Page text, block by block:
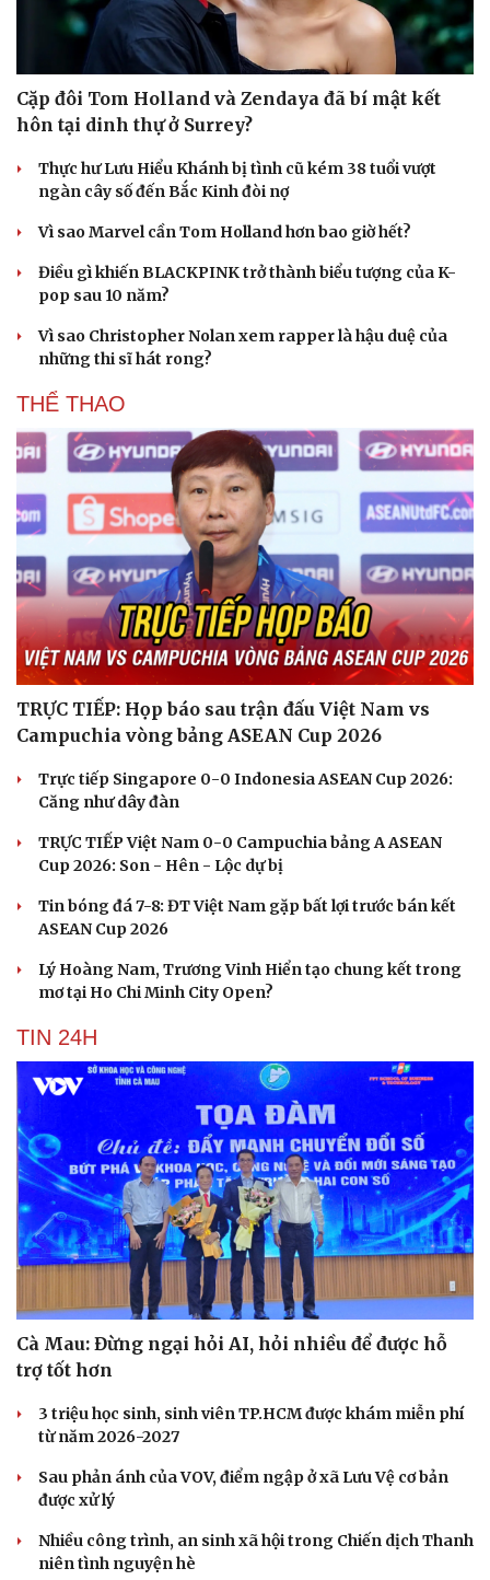
Tư vấn
Săn Tour
check-in
Podcast
Câu chuyện thời sự
Đọc truyện đêm khuya
Cửa sổ tình yêu
Kể chuyện cho bé
Hạt giống tâm hồn
Cặp đôi Tom Holland và Zendaya đã bí mật kết
hôn tại dinh thự ở Surrey?
Thực hư Lưu Hiểu Khánh bị tình cũ kém 38 tuổi vượt
ngàn cây số đến Bắc Kinh đòi nợ
Vì sao Marvel cần Tom Holland hơn bao giờ hết?
Điều gì khiến BLACKPINK trở thành biểu tượng của K-
pop sau 10 năm?
Vì sao Christopher Nolan xem rapper là hậu duệ của
những thi sĩ hát rong?
THỂ THAO
TRỰC TIẾP: Họp báo sau trận đấu Việt Nam vs
Campuchia vòng bảng ASEAN Cup 2026
Trực tiếp Singapore 0-0 Indonesia ASEAN Cup 2026:
Căng như dây đàn
TRỰC TIẾP Việt Nam 0-0 Campuchia bảng A ASEAN
Cup 2026: Son - Hên - Lộc dự bị
Tin bóng đá 7-8: ĐT Việt Nam gặp bất lợi trước bán kết
ASEAN Cup 2026
Lý Hoàng Nam, Trương Vinh Hiển tạo chung kết trong
mơ tại Ho Chi Minh City Open?
TIN 24H
Cà Mau: Đừng ngại hỏi AI, hỏi nhiều để được hỗ
trợ tốt hơn
3 triệu học sinh, sinh viên TP.HCM được khám miễn phí
từ năm 2026-2027
Sau phản ánh của VOV, điểm ngập ở xã Lưu Vệ cơ bản
được xử lý
Nhiều công trình, an sinh xã hội trong Chiến dịch Thanh
niên tình nguyện hè